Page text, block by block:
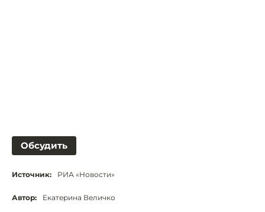
Обсудить
Источник: РИА «Новости»
Автор: Екатерина Величко